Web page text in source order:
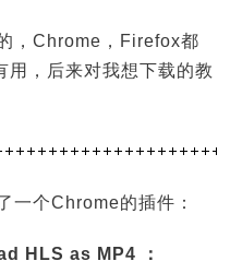
，Chrome，Firefox都
，后来对我想下载的教
一个Chrome的插件：
HLS as MP4 ：